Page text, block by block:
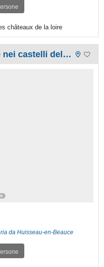
châteaux de la loire
La Marechalerie, camere nei castelli della Loira, Francia
da Huisseau-en-Beauce